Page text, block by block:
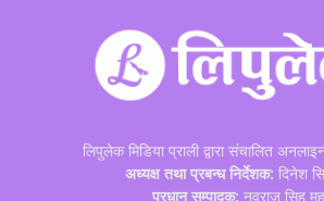
लिपुलेक मिडिया प्राली द्वारा संचालित
अध्यक्ष तथा प्रबन्ध निर्देशक: दिनेश
प्रधान सम्पादक: नवराज सिह